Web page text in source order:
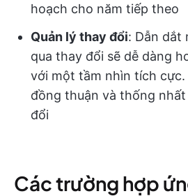
hoạch cho năm tiếp theo
Quản lý thay đổi: Dẫn dắt
qua thay đổi sẽ dễ dàng
với một tầm nhìn tích cực.
đồng thuận và thống
đổi
Các trường hợp